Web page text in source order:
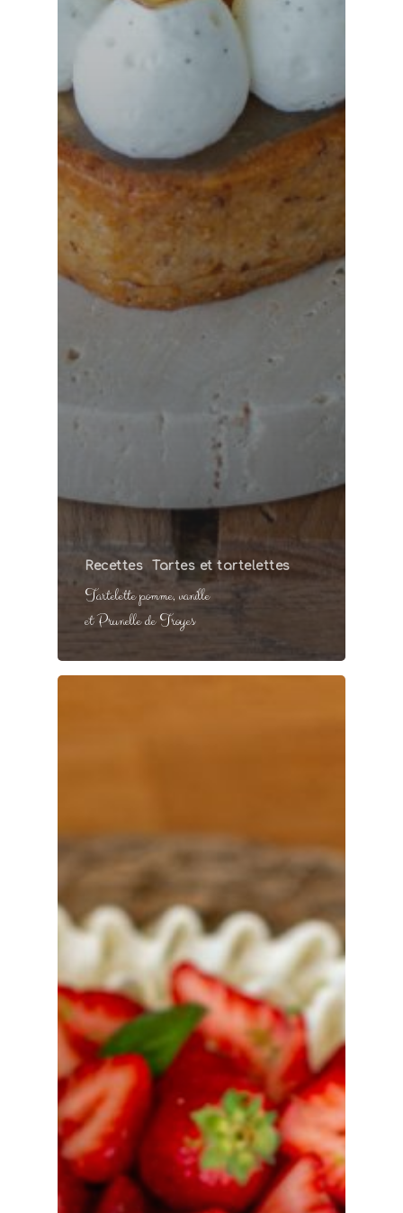
Recettes Tartes et tartelettes
Tartelette pomme, vanille
et Prunelle de Troyes
Recettes
Par difficulté
J'ai testé...
Mon matériel
À propos
Contact